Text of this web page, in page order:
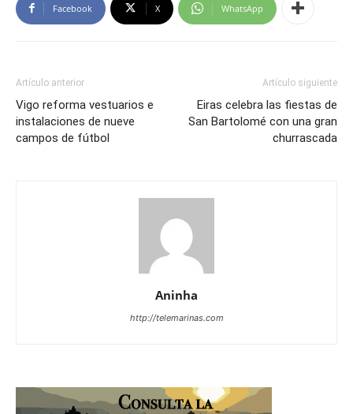
Facebook X WhatsApp
Artículo anterior
Vigo reforma vestuarios e
instalaciones de nueve
campos de fútbol
Artículo siguiente
Eiras celebra las fiestas de
San Bartolomé con una gran
churrascada
Aninha
http://telemarinas.com